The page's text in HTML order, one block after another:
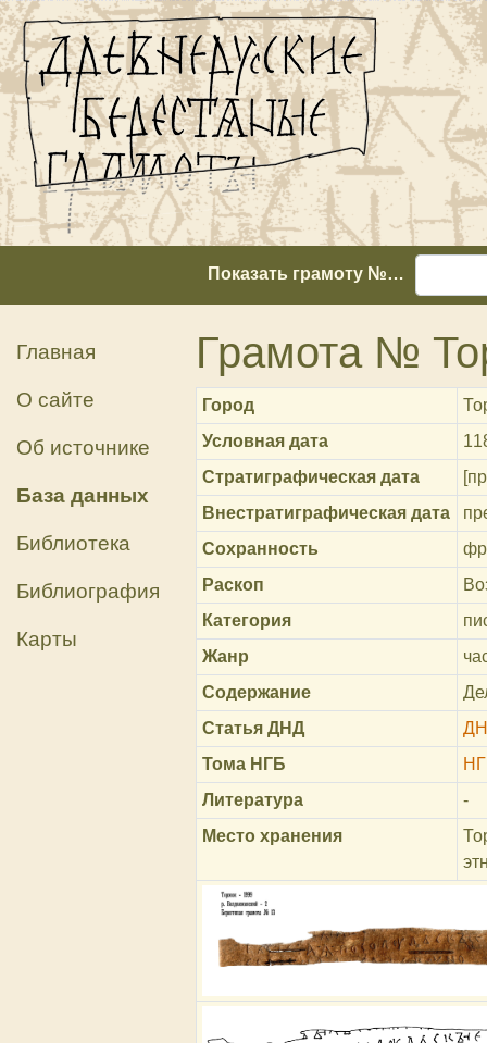
Показать грамоту №…
Главная
О сайте
Об источнике
База данных
Библиотека
Библиография
Карты
Грамота №
Город
Условная дата
Стратиграфическая дата
Внестратиграфическая дата
Сохранность
Раскоп
Категория
Жанр
Содержание
Статья ДНД
Тома НГБ
Литература
-
Место хранения